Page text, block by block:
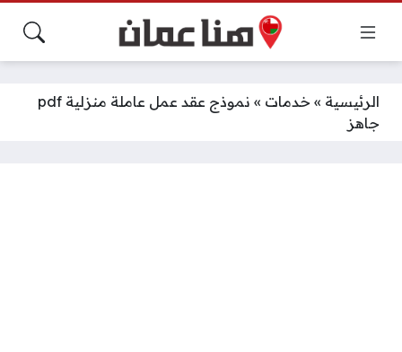
الرئيسية » خدمات »
نموذج عقد عمل عاملة منزلية pdf
جاهز